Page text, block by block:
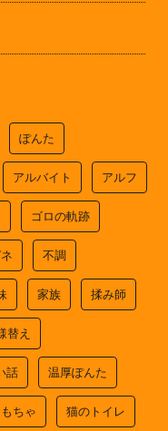
ぽんた
アルバイト アルフ
ゴロの軌跡
不調
家族 揉み師
替え
話 温厚ぽんた
ちゃ 猫のトイレ